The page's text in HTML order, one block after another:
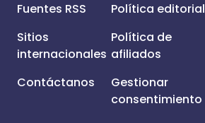
Fuentes RSS
Sitios
internacionales
Contáctanos
Política editorial
Política de
afiliados
Gestionar
consentimiento